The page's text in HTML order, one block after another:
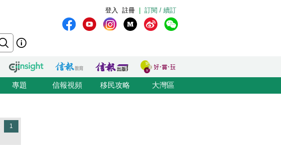
訂閱 / 續訂
註冊
登入
專題 信報視頻 移民攻略 大灣區
1